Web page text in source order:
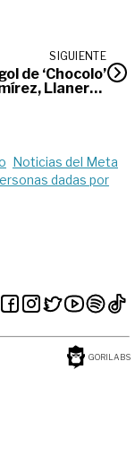
SIGUIENTE
de ‘Chocolo’
Llaneros
Noticias del Meta
dadas por
GORILABS